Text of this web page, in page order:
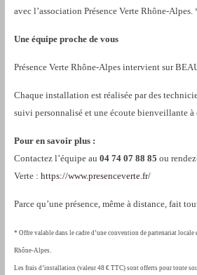
avec l’association Présence Verte Rhône-Alpes.
Une équipe proche de vous
Présence Verte Rhône-Alpes intervient sur
Chaque installation est réalisée par des
suivi personnalisé et une écoute bienveillante à
Pour en savoir plus :
Contactez l’équipe au 04 74 07 88 85 ou
Verte : https://www.presenceverte.fr/
Parce qu’une présence, même à distance, fait
* Offre valable dans le cadre d’une convention de partenariat locale
Rhône-Alpes.
Les frais d’installation (valeur 48 € TTC) sont offerts pour toute